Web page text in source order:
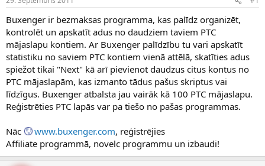
n
u
z
s
ā
c
ē
j
s
a
u
m
s
Buxenger ir bezmaksas programma, kas palīdz organizēt,
kontrolēt un apskatīt adus no daudziem taviem PTC
mājaslapu kontiem. Ar Buxenger palīdzību tu vari apskatīt
statistiku no saviem PTC kontiem vienā attēlā, skatīties adus
spiežot tikai "Next" kā arī pievienot daudzus citus kontus no
PTC mājaslapām, kas izmanto tādus pašus skriptus vai
līdzīgus. Buxenger atbalsta jau vairāk kā 100 PTC mājaslapu.
Reģistrēties PTC lapās var pa tiešo no pašas programmas.
Nāc www.buxenger.com, reģistrējies
Affiliate programmā, novelc programmu un izbaudi!